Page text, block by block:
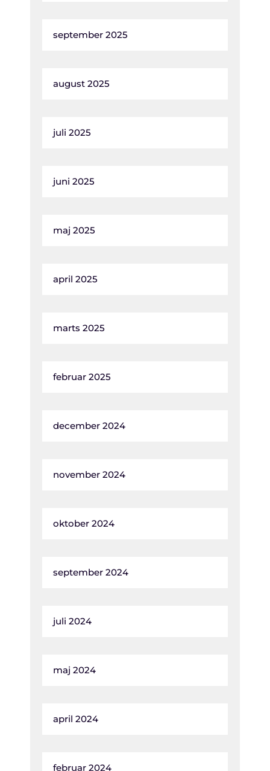
september 2025
august 2025
juli 2025
juni 2025
maj 2025
april 2025
marts 2025
februar 2025
december 2024
november 2024
oktober 2024
september 2024
juli 2024
maj 2024
april 2024
februar 2024